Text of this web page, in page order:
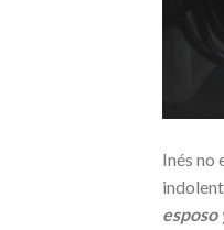
Inés no
esposo